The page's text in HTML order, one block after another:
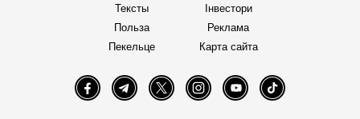
Тексты
Польза
Пекельце
Інвестори
Реклама
Карта сайта
FacebookTelegramTwitter InstagramYouTube TikTok